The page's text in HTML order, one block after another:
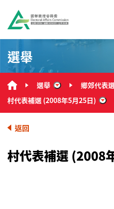
選舉
選舉 “選舉”鄉郊代表
村代表補選 (2008年5月25日)
“
返回
村代表補選 (2008